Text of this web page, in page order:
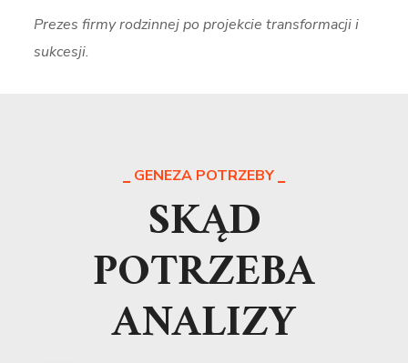
Prezes firmy rodzinnej po projekcie transformacji i
sukcesji.
GENEZA POTRZEBY
SKĄD
POTRZEBA
ANALIZY